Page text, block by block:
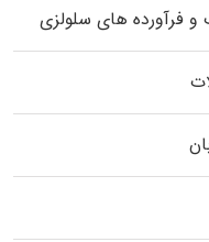
فرآورده‌ های سلولزی